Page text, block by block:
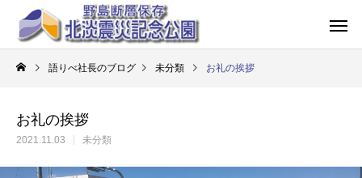
語りべ社長のブログ 未分類 お礼の挨拶
お礼の挨拶
2021.11.03 未分類